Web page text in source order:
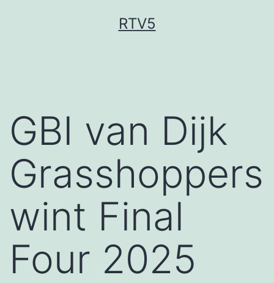
RTV5
GBI van Dijk
Grasshoppers
wint Final
Four 2025